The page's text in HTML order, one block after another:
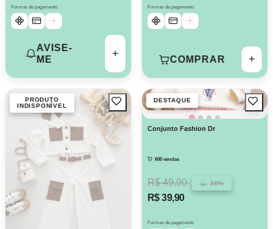
Formas de pagamento
AVISE-
ME
+
Formas de pagamento
COMPRAR +
PRODUTO
INDISPONÍVEL
DESTAQUE
Conjunto Fashion Dr
600 vendas
R$ 49,90 20%
R$ 39,90
Formas de pagamento